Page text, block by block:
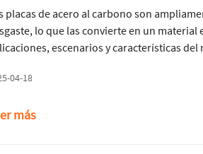
placas de acero al carbono son
lo que las convierte en un material
escenarios y características del
04-18
más